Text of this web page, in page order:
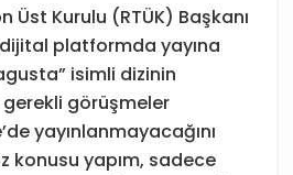
Üst Kurulu (RTÜK) Başkanı
platformda yayına
isimli dizinin
görüşmeler
yayınlanmayacağını
konusu yapım, sadece